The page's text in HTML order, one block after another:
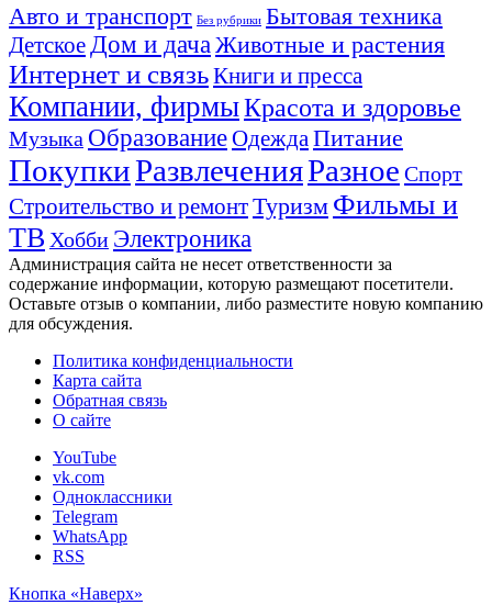
Авто и транспорт Без рубрики Бытовая техника
Детское Дом и дача Животные и растения
Интернет и связьКниги и пресса
Компании, фирмыКрасота и здоровье
Музыка ОбразованиеОдежда Питание
ПокупкиРазвлеченияРазное Спорт
Строительство и ремонтТуризм Фильмы и
ТВ Хобби Электроника
Администрация сайта не несет ответственности за
содержание информации, которую размещают посетители.
Оставьте отзыв о компании, либо разместите новую компанию
для обсуждения.
Политика конфиденциальности
Карта сайта
Обратная связь
О сайте
YouTube
vk.com
Одноклассники
Telegram
WhatsApp
RSS
Кнопка «Наверх»